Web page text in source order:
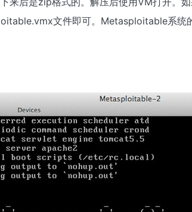
文件即可。Metasploitable系统